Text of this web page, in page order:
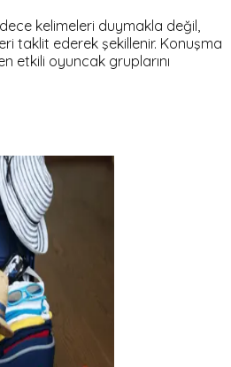
kelimeleri duymakla değil,
taklit ederek şekillenir. Konuşma
etkili oyuncak gruplarını